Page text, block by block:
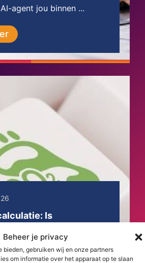
Beheer je privacy
bieden, gebruiken wij en onze partners
om informatie over het apparaat op te slaan
agent jou binnen ...
Is
(1/2)
al jaren de indeling van